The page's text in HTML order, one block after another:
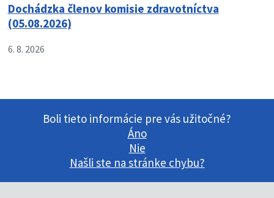
Dochádzka členov komisie zdravotníctva
(05.08.2026)
6. 8. 2026
Boli tieto informácie pre vás užitočné?
Áno
Nie
Našli ste na stránke chybu?